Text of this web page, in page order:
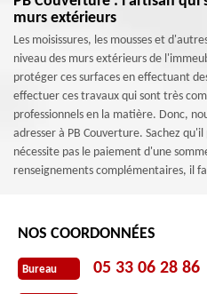
murs extérieurs
Les moisissures, les mousses et
niveau des murs extérieurs de
protéger ces surfaces en effectuant
effectuer ces travaux qui sont très
professionnels en la matière. Donc,
adresser à PB Couverture. Sachez
nécessite pas le paiement d'une
renseignements complémentaires, il
NOS COORDONNÉES
Bureau 05 33 06 28 86